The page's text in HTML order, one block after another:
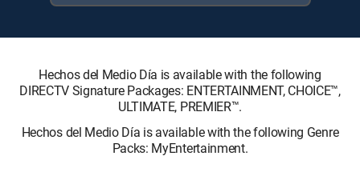
Hechos del Medio Día is available with the following
DIRECTV Signature Packages: ENTERTAINMENT, CHOICE™,
ULTIMATE, PREMIER™.
Hechos del Medio Día is available with the following Genre
Packs: MyEntertainment.